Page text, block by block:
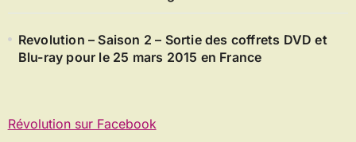
Revolution – Saison 2 – Sortie des coffrets DVD et
Blu-ray pour le 25 mars 2015 en France
Révolution sur Facebook